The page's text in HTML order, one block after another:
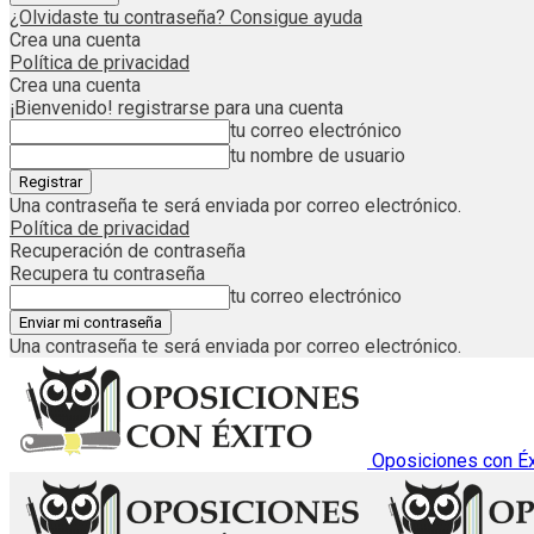
¿Olvidaste tu contraseña? Consigue ayuda
Crea una cuenta
Política de privacidad
Crea una cuenta
¡Bienvenido! registrarse para una cuenta
tu correo electrónico
tu nombre de usuario
Una contraseña te será enviada por correo electrónico.
Política de privacidad
Recuperación de contraseña
Recupera tu contraseña
tu correo electrónico
Una contraseña te será enviada por correo electrónico.
Oposiciones con